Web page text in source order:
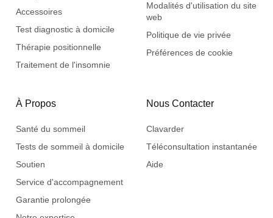
Accessoires
Test diagnostic à domicile
Thérapie positionnelle
Traitement de l'insomnie
Modalités d'utilisation du site
web
Politique de vie privée
Préférences de cookie
À Propos
Santé du sommeil
Tests de sommeil à domicile
Soutien
Service d'accompagnement
Garantie prolongée
Nous Contacter
Clavarder
Téléconsultation instantanée
Aide